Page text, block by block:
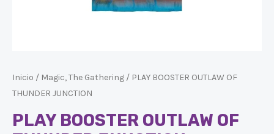
Inicio / Magic, The Gathering / PLAY BOOSTER OUTLAW OF
THUNDER JUNCTION
PLAY BOOSTER OUTLAW OF